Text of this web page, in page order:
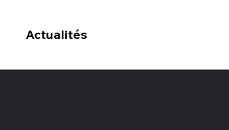
Actualités